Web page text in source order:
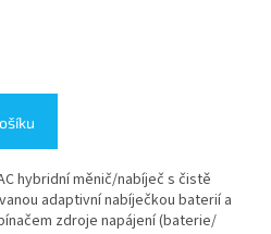
hybridní měnič/nabíječ s čistě
adaptivní nabíječkou baterií a
zdroje napájení (baterie/